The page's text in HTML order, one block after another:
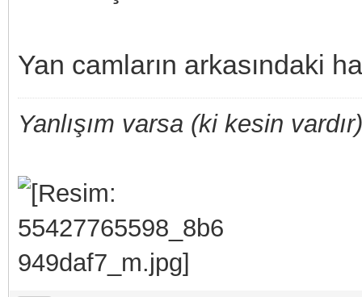
Yan camların arkasındaki
Yanlışım varsa (ki kesin